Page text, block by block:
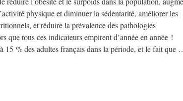
physique et diminuer la sédentarité, améliorer les
et réduire la prévalence des pathologies
que tous ces indicateurs empirent d’année en année !
15 % des adultes français dans la période, et le fait que